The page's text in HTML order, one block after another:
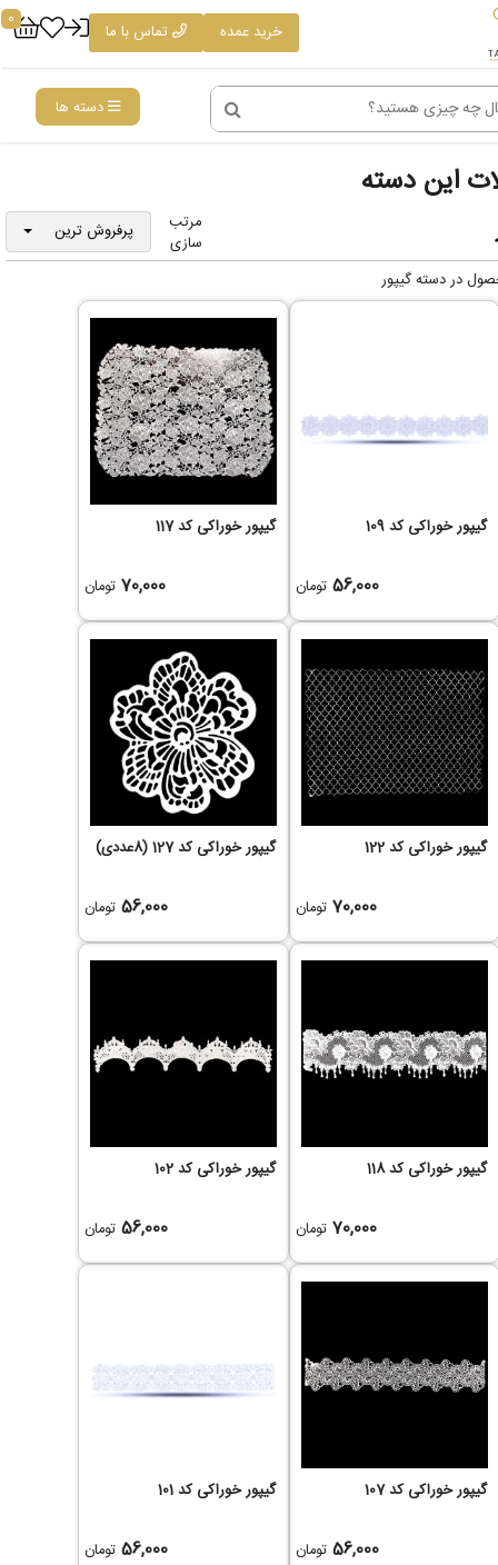
خرید عمده تماس با ما
0
دسته ها
این دسته
مرتب
سازی
پرفروش ترین
گیپور خوراکی کد 109
56,000 تومان
گیپور خوراکی کد 117
70,000 تومان
گیپور خوراکی کد 122
70,000 تومان
گیپور خوراکی کد 127 (8عددی)
56,000 تومان
گیپور خوراکی کد 118
70,000 تومان
گیپور خوراکی کد 102
56,000 تومان
گیپور خوراکی کد 107
56,000 تومان
گیپور خوراکی کد 101
56,000 تومان